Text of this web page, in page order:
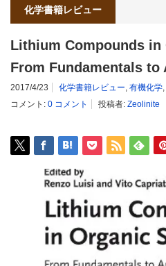
化学書籍レビュー
Lithium Compounds in
From Fundamentals to
2017/4/23 化学書籍レビュー, 有機化学,
コメント: 0 コメント 投稿者: Zeolinite